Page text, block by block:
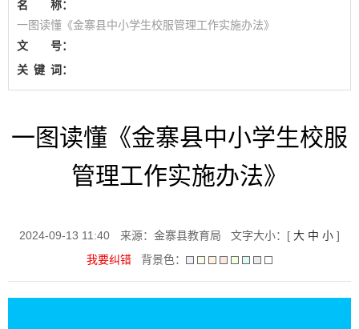
名 称：
一图读懂《金寨县中小学生校服管理工作实施办法》
文 号：
关 键 词：
一图读懂《金寨县中小学生校服
管理工作实施办法》
2024-09-13 11:40 来源：金寨县教育局 文字大小：[ 大 中 小]
我要纠错
背景色：